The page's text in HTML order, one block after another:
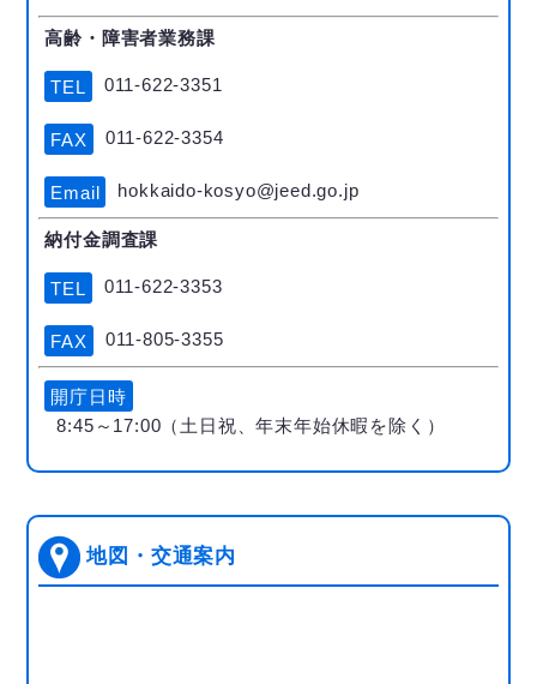
高齢・障害者業務課
TEL 011-622-3351
FAX 011-622-3354
Email hokkaido-kosyo@jeed.go.jp
納付金調査課
TEL 011-622-3353
FAX 011-805-3355
開庁日時
8:45～17:00（土日祝、年末年始休暇を除く）
地図・交通案内